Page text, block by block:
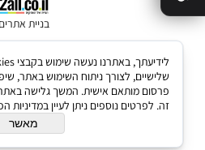
בניית אתרים
שלישיים, לצורך ניתוח השימוש באתר,
פרסום מותאם אישית. המשך גלישה
זה. לפרטים נוספים ניתן לעיין במדיניות
מאשר